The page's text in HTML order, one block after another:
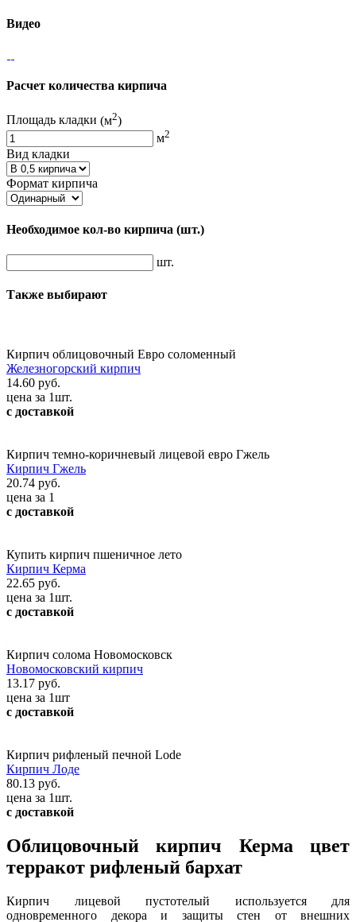
Видео
Расчет количества кирпича
Площадь кладки (м2)
м2
Вид кладки
Формат кирпича
Необходимое кол-во кирпича (шт.)
шт.
Также выбирают
Кирпич облицовочный Евро соломенный
Железногорский кирпич
14.60 руб.
цена за 1шт.
с доставкой
Кирпич темно-коричневый лицевой евро Гжель
Кирпич Гжель
20.74 руб.
цена за 1
с доставкой
Купить кирпич пшеничное лето
Кирпич Керма
22.65 руб.
цена за 1шт.
с доставкой
Кирпич солома Новомосковск
Новомосковский кирпич
13.17 руб.
цена за 1шт
с доставкой
Кирпич рифленый печной Lode
Кирпич Лоде
80.13 руб.
цена за 1шт.
с доставкой
Облицовочный кирпич Керма цвет
терракот рифленый бархат
Кирпич лицевой пустотелый используется для
одновременного декора и защиты стен от внешних